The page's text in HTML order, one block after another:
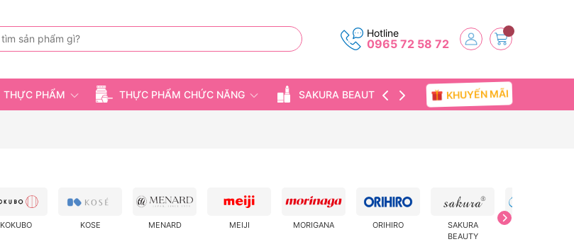
Hotline
0965 72 58 72
THỰC PHẨM THỰC PHẨM CHỨC NĂNG SAKURA BEAUTY TIN TỨC
KHUYẾN MÃI
KOKUBO KOSE MENARD MEIJI MORIGANA ORIHIRO
SAKURA
BEAUTY